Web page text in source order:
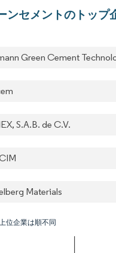
ンセメントのトップ
Green Cement
S.A.B. de C.V.
Materials
位企業は順不同